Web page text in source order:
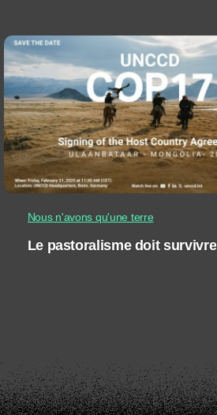
Nous n'avons qu'une terre
Le pastoralisme doit survivre